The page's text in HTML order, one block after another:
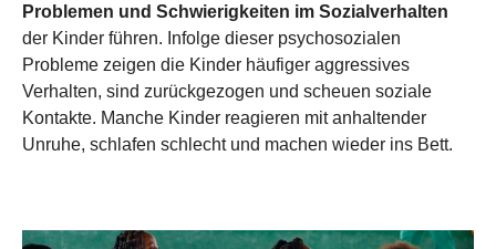
Problemen und Schwierigkeiten im Sozialverhalten
der Kinder führen. Infolge dieser psychosozialen
Probleme zeigen die Kinder häufiger aggressives
Verhalten, sind zurückgezogen und scheuen soziale
Kontakte. Manche Kinder reagieren mit anhaltender
Unruhe, schlafen schlecht und machen wieder ins Bett.